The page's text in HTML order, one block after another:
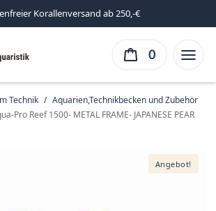
Korallenversand ab 250,-€
0
Technik / Aquarien,Technikbecken und Zubehör
Pro Reef 1500- METAL FRAME- JAPANESE PEAR
Angebot!